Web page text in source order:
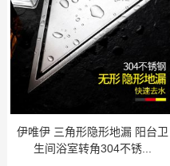
伊唯伊 三角形隐形地漏 阳台卫
生间浴室转角304不锈...